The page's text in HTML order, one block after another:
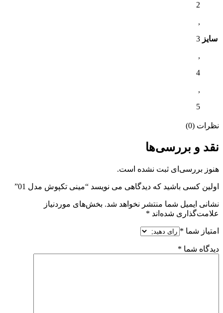
سایز
2
,
3
,
4
,
5
نظرات (0)
نقد و بررسی‌ها
هنوز بررسی‌ای ثبت نشده است.
اولین کسی باشید که دیدگاهی می نویسد “مینی تکپوش مدل 01”
نشانی ایمیل شما منتشر نخواهد شد. بخش‌های موردنیاز
علامت‌گذاری شده‌اند *
امتیاز شما *
دیدگاه شما *